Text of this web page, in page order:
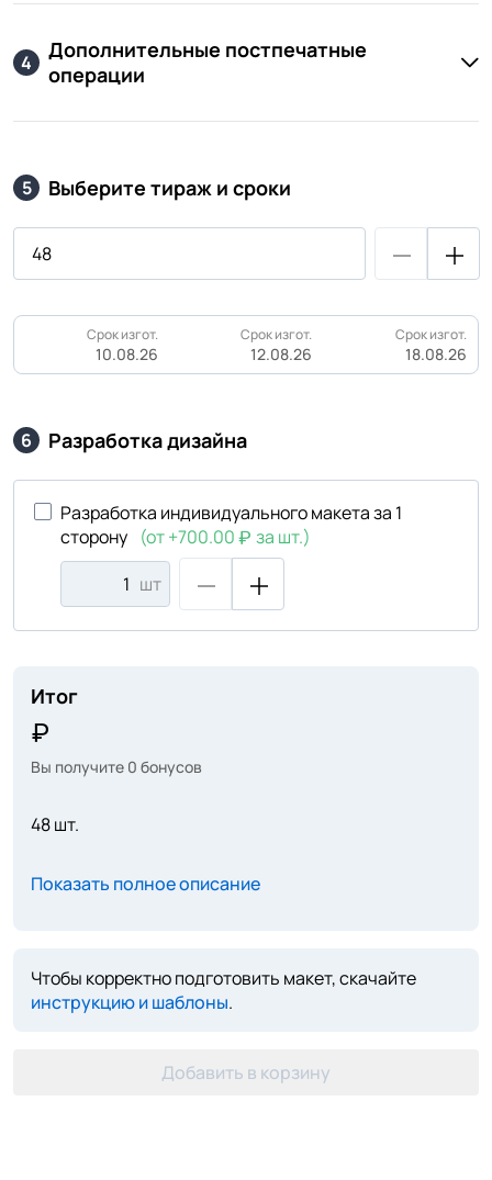
4
Дополнительные постпечатные
операции
5 Выберите тираж и сроки
Срок изгот.
10.08.26
Срок изгот.
12.08.26
Срок изгот.
18.08.26
6 Разработка дизайна
Разработка индивидуального макета за 1
сторону (от +700.00
за шт.)
шт
Итог
Вы получите 0 бонусов
48 шт.
Показать полное описание
Чтобы корректно подготовить макет, скачайте
инструкцию и шаблоны.
Добавить в корзину